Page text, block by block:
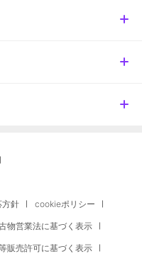
方針 cookieポリシー
物営業法に基づく表示
販売許可に基づく表示